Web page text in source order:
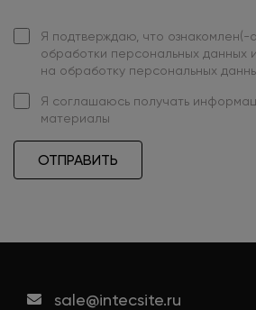
Я подтверждаю, что ознакомлен(-
обработки персональных данных
на обработку персональных
Я соглашаюсь получать
материалы
ОТПРАВИТЬ
sale@intecsite.ru